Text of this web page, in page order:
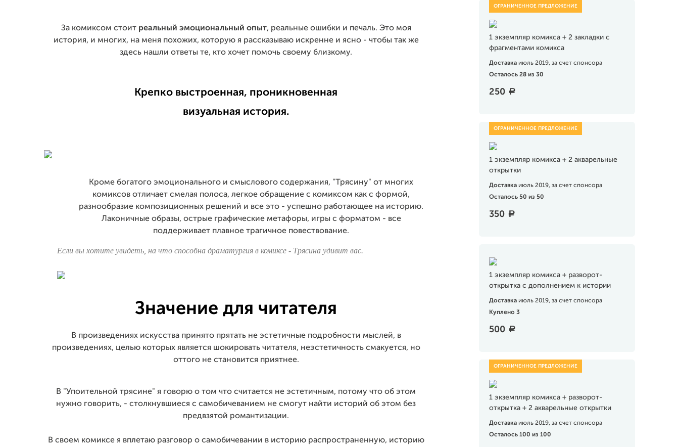
1 экземпляр комикса + 2 закладки с
фрагментами комикса
Доставка июль 2019, за счет спонсора
Осталось 28 из 30
250 a
1 экземпляр комикса + 2 акварельные
открытки
Доставка июль 2019, за счет спонсора
Осталось 50 из 50
350 a
1 экземпляр комикса + разворот-
открытка с дополнением к истории
Доставка июль 2019, за счет спонсора
Куплено 3
500 a
1 экземпляр комикса + разворот-
открытка + 2 акварельные открытки
Доставка июль 2019, за счет спонсора
Осталось 100 из 100
За комиксом стоит реальный эмоциональный опыт, реальные ошибки и печаль. Это моя
история, и многих, на меня похожих, которую я рассказываю искренне и ясно - чтобы так же
здесь нашли ответы те, кто хочет помочь своему близкому.
Крепко выстроенная, проникновенная
визуальная история.
Кроме богатого эмоционального и смыслового содержания, "Трясину" от многих
комиксов отличает смелая полоса, легкое обращение с комиксом как с формой,
разнообразие композиционных решений и все это - успешно работающее на историю.
Лаконичные образы, острые графические метафоры, игры с форматом - все
поддерживает плавное трагичное повествование.
Если вы хотите увидеть, на что способна драматургия в комиксе - Трясина удивит вас.
Значение для читателя
В произведениях искусства принято прятать не эстетичные подробности мыслей, в
произведениях, целью которых является шокировать читателя, неэстетичность смакуется, но
оттого не становится приятнее.
В "Упоительной трясине" я говорю о том что считается не эстетичным, потому что об этом
нужно говорить, - столкнувшиеся с самобичеванием не смогут найти историй об этом без
предвзятой романтизации.
В своем комиксе я вплетаю разговор о самобичевании в историю распространенную, историю